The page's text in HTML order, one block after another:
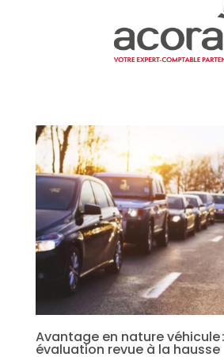
Avantage en nature véhicule
évaluation revue à la hausse